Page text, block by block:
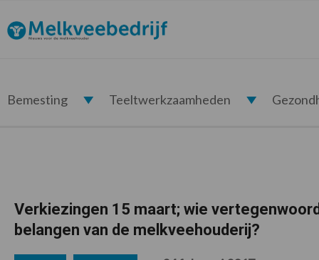
de
hoofdnavigatie
de
hoofd
de
eerste
de
voettekst
Melkveebedrijf.nl
Bemesting Teeltwerkzaamheden
Verkiezingen 15 maart; wie
belangen van de melkveehouderij?